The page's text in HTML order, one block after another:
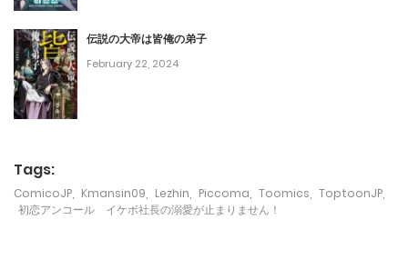
第45話
February 22, 2024
第44話
February 22, 2024
February 22, 2024
伝説の大帝は皆俺の弟子
February 22, 2024
Tags:
ComicoJP Kmansin09 Lezhin Piccoma Toomics ToptoonJP
初恋アンコール イケボ社長の溺愛が止まりません！